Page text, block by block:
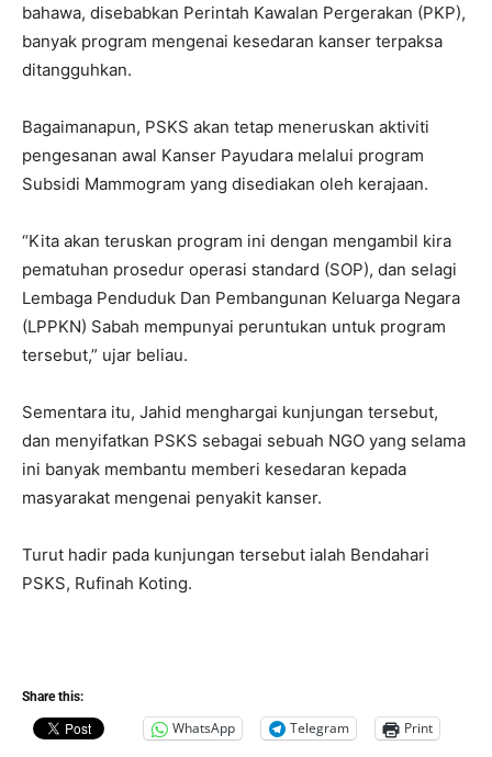
bahawa, disebabkan Perintah Kawalan Pergerakan (PKP),
banyak program mengenai kesedaran kanser terpaksa
ditangguhkan.
Bagaimanapun, PSKS akan tetap meneruskan aktiviti
pengesanan awal Kanser Payudara melalui program
Subsidi Mammogram yang disediakan oleh kerajaan.
“Kita akan teruskan program ini dengan mengambil kira
pematuhan prosedur operasi standard (SOP), dan selagi
Lembaga Penduduk Dan Pembangunan Keluarga Negara
(LPPKN) Sabah mempunyai peruntukan untuk program
tersebut,” ujar beliau.
Sementara itu, Jahid menghargai kunjungan tersebut,
dan menyifatkan PSKS sebagai sebuah NGO yang selama
ini banyak membantu memberi kesedaran kepada
masyarakat mengenai penyakit kanser.
Turut hadir pada kunjungan tersebut ialah Bendahari
PSKS, Rufinah Koting.
Share this:
WhatsApp Telegram Print